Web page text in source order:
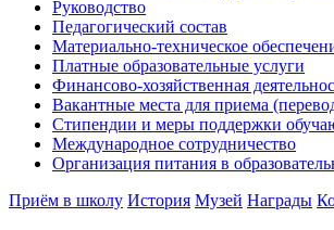
Руководство
Педагогический состав
Материально-техническое
Платные образовательные услуги
Финансово-хозяйственная
Вакантные места для приема
Стипендии и меры поддержки
Международное сотрудничество
Организация питания в
Приём в школу История Музей Награды